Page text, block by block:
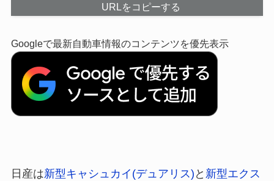
URLをコピーする
Googleで最新自動車情報のコンテンツを優先表示
日産は新型キャシュカイ(デュアリス) と 新型エクス